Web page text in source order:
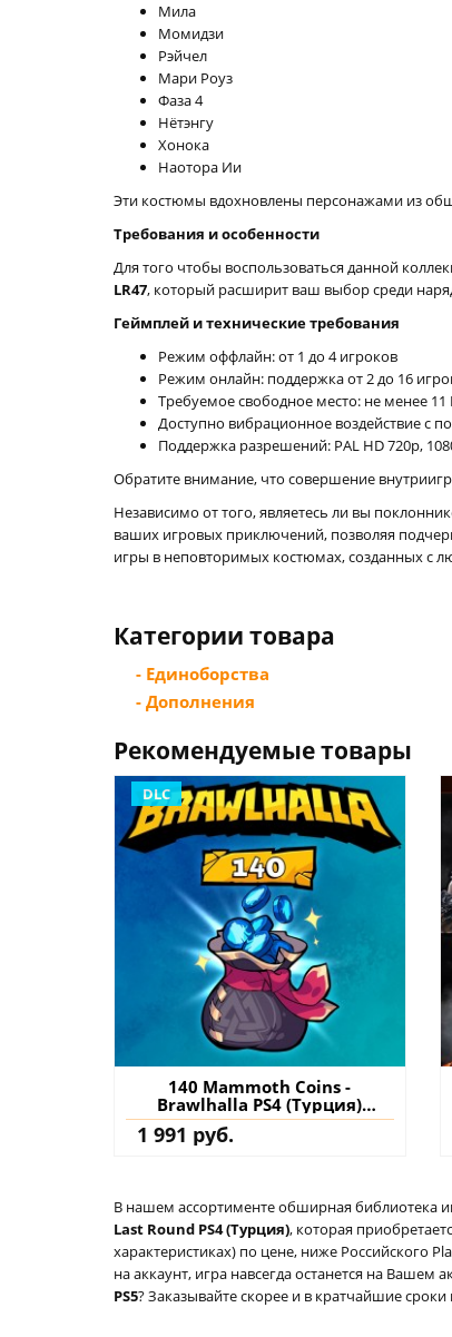
Мила
Момидзи
Рэйчел
Мари Роуз
Фаза 4
Нётэнгу
Хонока
Наотора Ии
Эти костюмы вдохновлены персонажами из
Требования и особенности
Для того чтобы воспользоваться данной
LR47, который расширит ваш выбор среди
Геймплей и технические требования
Режим оффлайн: от 1 до 4 игроков
Режим онлайн: поддержка от 2 до 16
Требуемое свободное место: не менее
Доступно вибрационное воздействие с
Поддержка разрешений: PAL HD 720p,
Обратите внимание, что совершение
Независимо от того, являетесь ли вы
ваших игровых приключений, позволяя
игры в неповторимых костюмах, созданных с
Категории товара
- Единоборства
- Дополнения
Рекомендуемые товары
DLC
140 Mammoth Coins -
Brawlhalla PS4 (Турция)
купить дополнение на
аккаунт
1 991 руб.
В нашем ассортименте обширная библиотека
Last Round PS4 (Турция), которая
характеристиках) по цене, ниже Российского
на аккаунт, игра навсегда останется на Вашем
PS5? Заказывайте скорее и в кратчайшие